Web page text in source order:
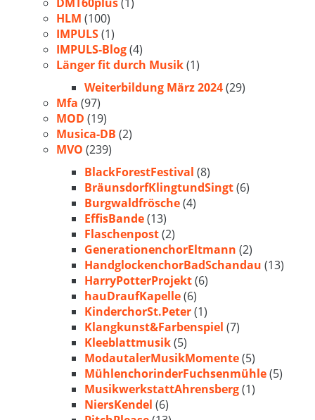
HLM (100)
IMPULS(1)
IMPULS-Blog(4)
Länger fit durch Musik(1)
Weiterbildung März 2024(29)
Mfa (97)
MOD (19)
Musica-DB (2)
MVO (239)
BlackForestFestival (8)
BräunsdorfKlingtundSingt(6)
Burgwaldfrösche(4)
EffisBande(13)
Flaschenpost(2)
GenerationenchorEltmann (2)
HandglockenchorBadSchandau (13)
HarryPotterProjekt(6)
hauDraufKapelle(6)
KinderchorSt.Peter(1)
Klangkunst&Farbenspiel (7)
Kleeblattmusik(5)
ModautalerMusikMomente(5)
MühlenchorinderFuchsenmühle(5)
MusikwerkstattAhrensberg(1)
NiersKendel (6)